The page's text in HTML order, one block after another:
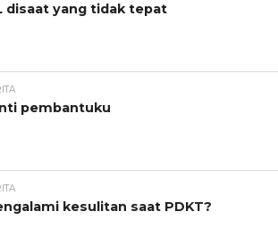
disaat yang tidak tepat
pembantuku
kesulitan saat PDKT?